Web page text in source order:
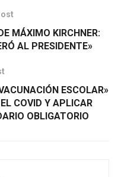
MÁXIMO KIRCHNER:
AL PRESIDENTE»
ESCOLAR»
COVID Y APLICAR
OBLIGATORIO